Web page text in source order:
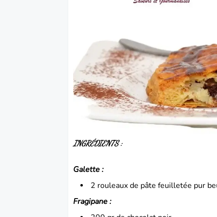
INGRÉDIENTS :
Galette :
2 rouleaux de pâte feuilletée pur
Fragipane :